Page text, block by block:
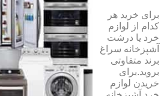
برای خرید هر
کدام از لوازم
خرد یا درشت
آشپزخانه سراغ
برند متفاوتی
بروید.برای
خریدن لوازم